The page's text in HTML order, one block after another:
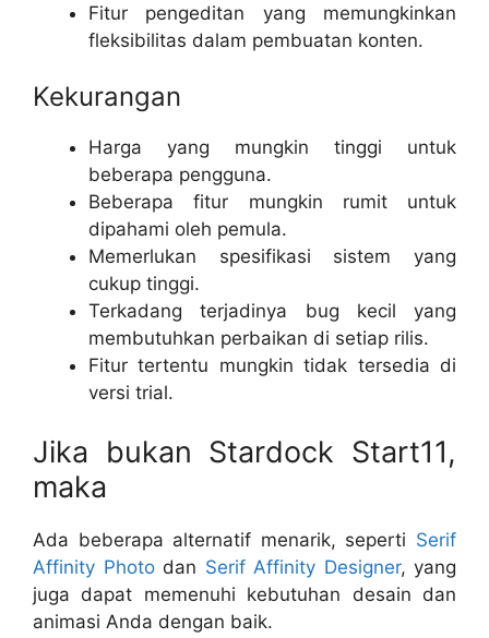
Fitur pengeditan yang memungkinkan
fleksibilitas dalam pembuatan konten.
Kekurangan
Harga yang mungkin tinggi untuk
beberapa pengguna.
Beberapa fitur mungkin rumit untuk
dipahami oleh pemula.
Memerlukan spesifikasi sistem yang
cukup tinggi.
Terkadang terjadinya bug kecil yang
membutuhkan perbaikan di setiap rilis.
Fitur tertentu mungkin tidak tersedia di
versi trial.
Jika bukan Stardock Start11,
maka
Ada beberapa alternatif menarik, seperti Serif
Affinity Photodan Serif Affinity Designer, yang
juga dapat memenuhi kebutuhan desain dan
animasi Anda dengan baik.